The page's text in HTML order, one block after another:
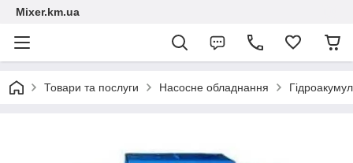
Mixer.km.ua
Товари та послуги Насосне обладнання